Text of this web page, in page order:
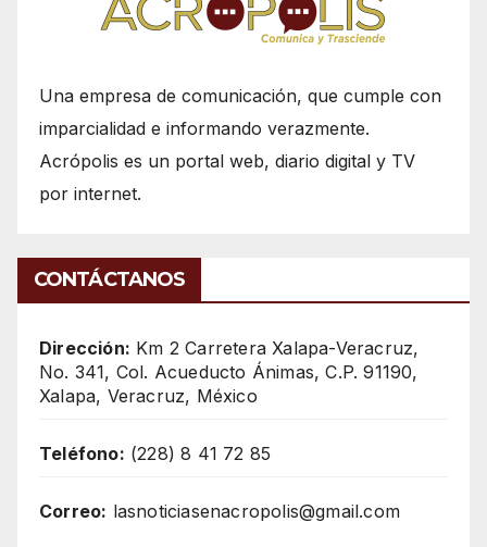
Una empresa de comunicación, que cumple con
imparcialidad e informando verazmente.
Acrópolis es un portal web, diario digital y TV
por internet.
CONTÁCTANOS
Dirección: Km 2 Carretera Xalapa-Veracruz,
No. 341, Col. Acueducto Ánimas, C.P. 91190,
Xalapa, Veracruz, México
Teléfono: (228) 8 41 72 85
Correo: lasnoticiasenacropolis@gmail.com